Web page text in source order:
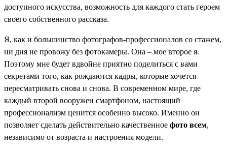
доступного искусства, возможность для каждого стать героем
своего собственного рассказа.
Я, как и большинство фотографов-профессионалов со стажем,
ни дня не провожу без фотокамеры. Она – мое второе я.
Поэтому мне будет вдвойне приятно поделиться с вами
секретами того, как рождаются кадры, которые хочется
пересматривать снова и снова. В современном мире, где
каждый второй вооружен смартфоном, настоящий
профессионализм ценится особенно высоко. Именно он
позволяет сделать действительно качественное фото всем,
независимо от возраста и настроения модели.